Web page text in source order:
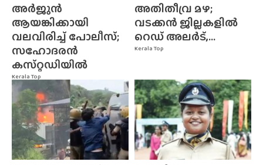
Kerala Top
അർജുൻ
ആയങ്കിക്കായി
വലവിരിച്ച് പോലീസ്;
സഹോദരൻ
കസ്‌റ്റഡിയിൽ
Kerala Top
അതിതീവ്ര മഴ;
വടക്കൻ ജില്ലകളിൽ
റെഡ് അലർട്,...